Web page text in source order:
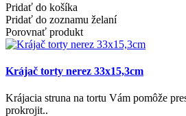
Pridať do košíka
Pridať do zoznamu želaní
Porovnať produkt
Krájač torty nerez 33x15,3cm
Krájacia struna na tortu Vám pomôže
prokrojit..